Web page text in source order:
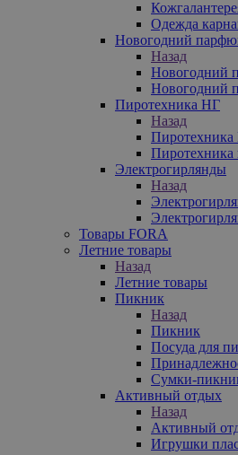
Одежда
Новогодний
Назад
Новогодний
Новогодний
Пиротехника НГ
Назад
Электрогирлянды
Назад
Товары FORA
Летние товары
Назад
Летние товары
Пикник
Назад
Пикник
Посуда для
Сумки-
Активный отдых
Назад
Активный
Игрушки